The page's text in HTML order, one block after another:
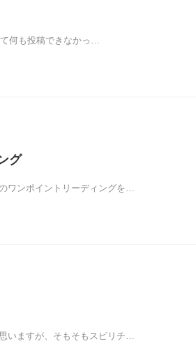
何も投稿できなかっ…
グ
ワンポイントリーディングを…
いますが、そもそもスピリチ…